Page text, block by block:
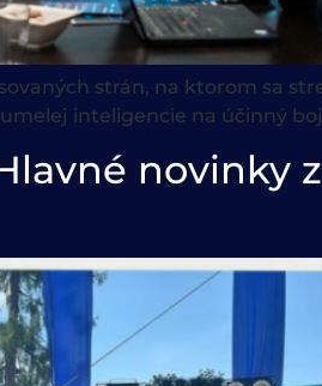
strán, na ktorom sa
inteligencie na účinný
novinky